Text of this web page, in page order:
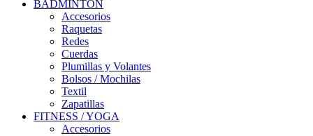
BADMINTON
Accesorios
Raquetas
Redes
Cuerdas
Plumillas y Volantes
Bolsos / Mochilas
Textil
Zapatillas
FITNESS / YOGA
Accesorios